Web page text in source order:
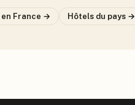
en France → Hôtels du pays →